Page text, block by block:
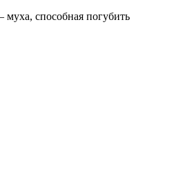
способная погубить